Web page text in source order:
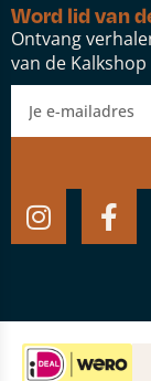
Word lid van
Ontvang
van de